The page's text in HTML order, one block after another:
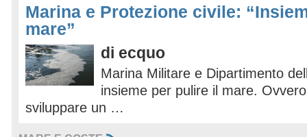
Marina e Protezione civile:
mare”
di ecquo
Marina Militare e Dipartimento
insieme per pulire il mare.
sviluppare un …